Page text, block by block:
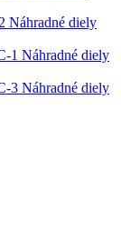
Náhradné diely
Náhradné diely
Náhradné diely